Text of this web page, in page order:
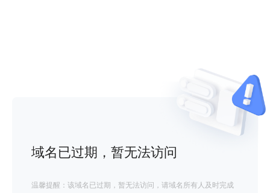
域名已过期，暂无法访问
温馨提醒：该域名已过期，暂无法访问，请域名所有人及时完成